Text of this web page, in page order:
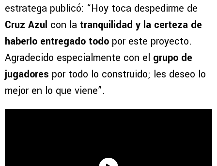
estratega publicó: “Hoy toca despedirme de
Cruz Azul con la tranquilidad y la certeza de
haberlo entregado todo por este proyecto.
Agradecido especialmente con el grupo de
jugadores por todo lo construido; les deseo lo
mejor en lo que viene”.